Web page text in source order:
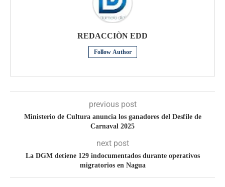
REDACCIÒN EDD
Follow Author
previous post
Ministerio de Cultura anuncia los ganadores del Desfile de
Carnaval 2025
next post
La DGM detiene 129 indocumentados durante operativos
migratorios en Nagua